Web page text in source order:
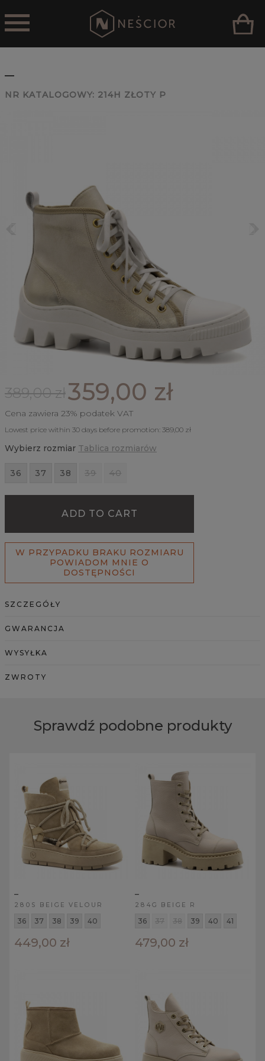
NR KATALOGOWY: 214H ZŁOTY P
389,00 zł359,00 zł
Cena zawiera 23% podatek VAT
Lowest price within 30 days before promotion: 389,00 zł
Wybierz rozmiar Tablica rozmiarów
36 37 38 39 40
ADD TO CART
W PRZYPADKU BRAKU ROZMIARU
POWIADOM MNIE O
DOSTĘPNOŚCI
SZCZEGÓŁY
GWARANCJA
WYSYŁKA
ZWROTY
Sprawdź podobne produkty
280S BEIGE VELOUR
36 37 38 39 40
449,00 zł
284G BEIGE R
36 37 38 39 40 41
479,00 zł